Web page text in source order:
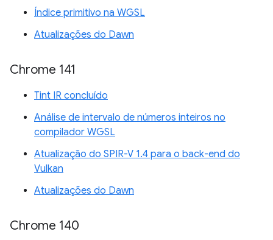
Índice primitivo na WGSL
Atualizações do Dawn
Chrome 141
Tint IR concluído
Análise de intervalo de números inteiros no
compilador WGSL
Atualização do SPIR-V 1.4 para o back-end do
Vulkan
Atualizações do Dawn
Chrome 140